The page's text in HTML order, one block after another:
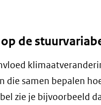
de
die samen bepalen
zie je bijvoorbeeld